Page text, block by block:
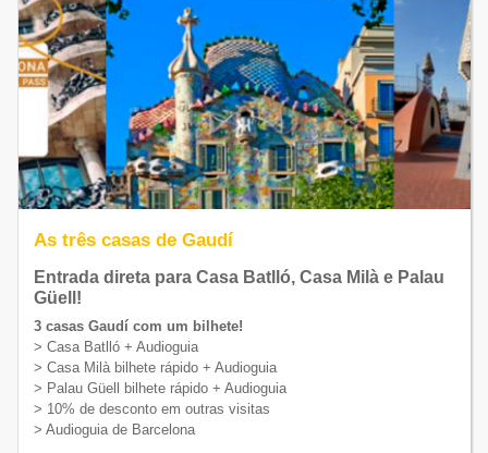
As três casas de Gaudí
Entrada direta para Casa Batlló, Casa Milà e Palau
Güell!
3 casas Gaudí com um bilhete!
> Casa Batlló + Audioguia
> Casa Milà bilhete rápido + Audioguia
> Palau Güell bilhete rápido + Audioguia
> 10% de desconto em outras visitas
> Audioguia de Barcelona